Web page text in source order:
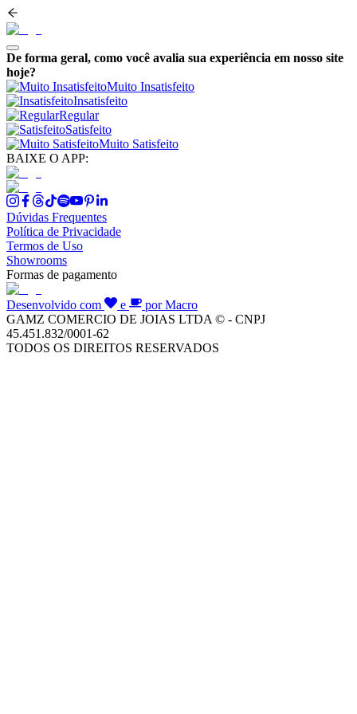
De forma geral, como você avalia sua experiência em nosso site
hoje?
Muito Insatisfeito
Insatisfeito
Regular
Satisfeito
Muito Satisfeito
BAIXE O APP:
Dúvidas Frequentes
Política de Privacidade
Termos de Uso
Showrooms
Formas de pagamento
Desenvolvido com e
por Macro
GAMZ COMERCIO DE JOIAS LTDA © - CNPJ
45.451.832/0001-62
TODOS OS DIREITOS RESERVADOS